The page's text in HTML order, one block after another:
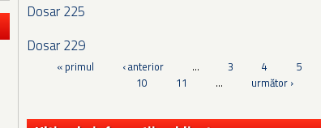
Dosar 225
Dosar 229
Pagini« primul ‹ anterior … 3 4 5
10
11 … următor ›